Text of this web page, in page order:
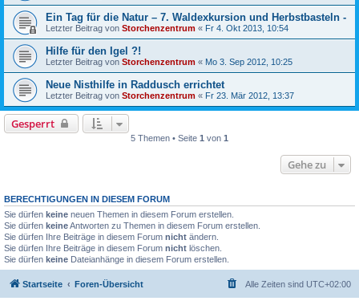
Ein Tag für die Natur – 7. Waldexkursion und Herbstbasteln -
Letzter Beitrag von Storchenzentrum « Fr 4. Okt 2013, 10:54
Hilfe für den Igel ?!
Letzter Beitrag von Storchenzentrum « Mo 3. Sep 2012, 10:25
Neue Nisthilfe in Raddusch errichtet
Letzter Beitrag von Storchenzentrum « Fr 23. Mär 2012, 13:37
Gesperrt
5 Themen • Seite 1 von 1
Gehe zu
BERECHTIGUNGEN IN DIESEM FORUM
Sie dürfen keine neuen Themen in diesem Forum erstellen.
Sie dürfen keineAntworten zu Themen in diesem Forum erstellen.
Sie dürfen Ihre Beiträge in diesem Forum nicht ändern.
Sie dürfen Ihre Beiträge in diesem Forum nicht löschen.
Sie dürfen keine Dateianhänge in diesem Forum erstellen.
Startseite Foren-Übersicht Alle Zeiten sind UTC+02:00